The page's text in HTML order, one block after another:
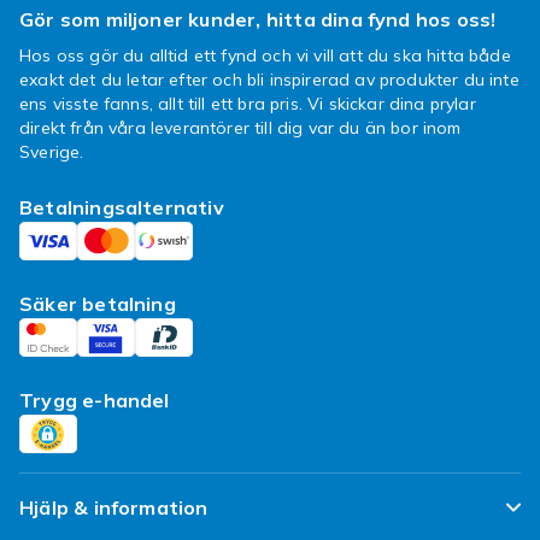
Fyndiqs kundtjänst så hjälper vi dig med ditt
ärende! Hos oss har du alltid öppet köp i
enlighet med konsumentköplagen och vi
hjälper dig med eventuella returer. Fynda loss
ordentligt och välj att betala direkt, med
Bra Mcdodo kablar och laddare
för alla tillfällen!
Visst är det bra att ha ett gäng extra kablar
eller laddare hemma, men vilka ska man välja?
På denna sida hittar du massor av sådana från
varumärket Mcdodo som passar för massor av
olika saker. Vad sägs till exempel om en
Mcdodo gaming lightning kabel eller en USB-
C sladd? Du hittar även ljudadapter till iPhone
från varumärket om det är en sådan du letar
efter. Kolla in det breda utbudet av billiga
Gör som miljoner kunder, hitta dina fynd hos oss!
Hos oss gör du alltid ett fynd och vi vill att du ska hitta både
exakt det du letar efter och bli inspirerad av produkter du inte
ens visste fanns, allt till ett bra pris. Vi skickar dina prylar
direkt från våra leverantörer till dig var du än bor inom
Sverige.
Betalningsalternativ
Säker betalning
Trygg e-handel
Hjälp & information